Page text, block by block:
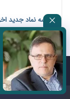
سایپا و پارس‌خودرو
بنگاه‌داری
نماینده مجلس:
سه نماد جدید
روند تغییرات
روایت‌های متناقض و